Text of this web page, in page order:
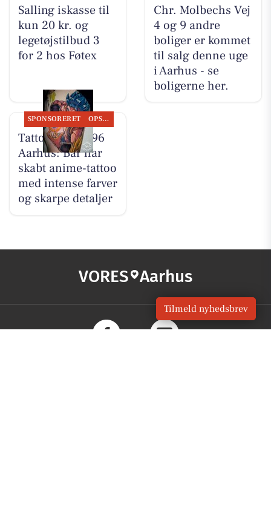
Salling iskasse til
kun 20 kr. og
legetøjstilbud 3
for 2 hos Føtex
Chr. Molbechs Vej
4 og 9 andre
boliger er kommet
til salg denne uge
i Aarhus - se
boligerne her.
SPONSORERET OPSLAGSTAVLEN
Tattoo Studio 96
Aarhus: Bar har
skabt anime-tattoo
med intense farver
og skarpe detaljer
VORES Aarhus
Tilmeld nyhedsbrev